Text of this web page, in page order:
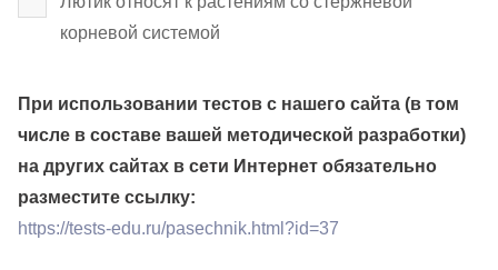
корневой системой
При использовании тестов с нашего сайта (в том
числе в составе вашей методической разработки)
на других сайтах в сети Интернет обязательно
разместите ссылку:
https://tests-edu.ru/pasechnik.html?id=37